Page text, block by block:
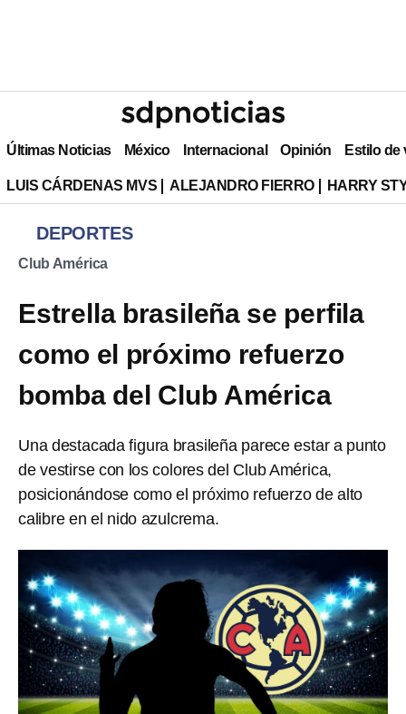
Últimas Noticias México Internacional Opinión Estilo de
LUIS CÁRDENAS MVS ALEJANDRO FIERRO HARRY
DEPORTES
Club América
Estrella brasileña se perfila
como el próximo refuerzo
bomba del Club América
Una destacada figura brasileña parece estar a punto
de vestirse con los colores del Club América,
posicionándose como el próximo refuerzo de alto
calibre en el nido azulcrema.